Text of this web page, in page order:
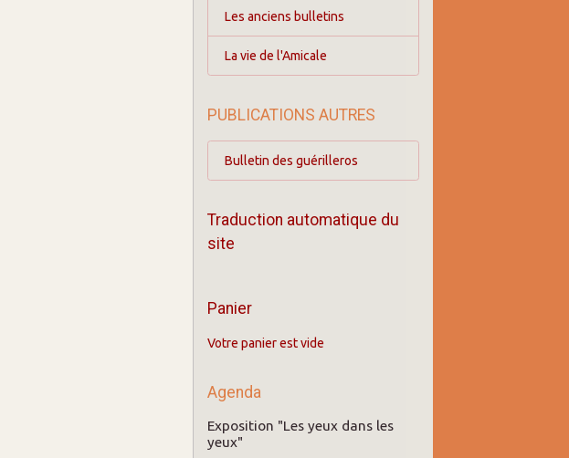
Les anciens bulletins
La vie de l'Amicale
PUBLICATIONS AUTRES
Bulletin des guérilleros
Traduction automatique du
site
Panier
Votre panier est vide
Agenda
Exposition "Les yeux dans les
yeux"